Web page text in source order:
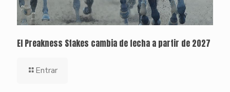
El Preakness Stakes cambia de fecha a partir de 2027
Entrar